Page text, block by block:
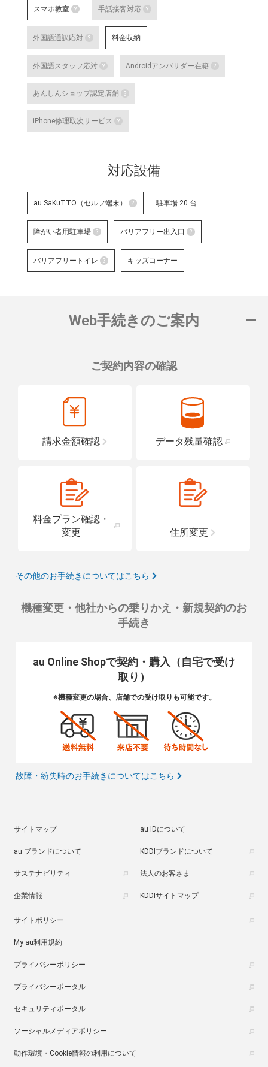
スマホ教室
スマホ教室
スマートフォン・タブレット教室 を開催して
手話接客対応
明・修理などのアフターサ
いのある方のサポートが可
外国語通訳応対
外国語通訳応対
テレビ電話サービスで外国語通訳可能なス
詳細はこちら
料金収納
外国語スタッフ応対
応対をご希望される場合は事前に店舗
Androidアンバサダー在籍
あんしんショップ認定店舗
詳細はこちら
iPhone修理取次サービス
詳細はこちら
対応設備
au SaKuTTO（セルフ端末）
au SaKuTTO（セルフ端末）
お客さまご自身でお手続き可
る店舗です。
対応可能なお手続きなど詳細は
駐車場 20 台
障がい者用駐車場
障がい者用駐車場
障がい者用の駐車スペースをご用意して
バリアフリー出入口
バリアフリートイレ
詳細はこちら
キッズコーナー
Web手続きのご案内
ご契約内容の確認
請求金額確認 データ残量確認
料金プラン確認・
変更
住所変更
その他のお手続きについてはこちら
機種変更・他社からの乗りかえ・新規契約のお
手続き
au Online Shopで契約・購入（自宅で受け
取り）
※機種変更の場合、店舗での受け取りも可能です。
故障・紛失時のお手続きについてはこちら
サイトマップ au IDについて
au ブランドについて KDDIブランドについて
サステナビリティ 法人のお客さま
企業情報 KDDIサイトマップ
サイトポリシー
My au利用規約
プライバシーポリシー
プライバシーポータル
セキュリティポータル
ソーシャルメディアポリシー
動作環境・Cookie情報の利用について